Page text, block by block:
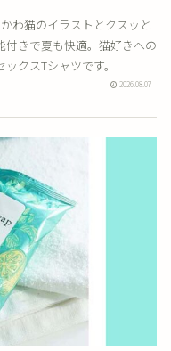
わ猫のイラストとクスッと
きで夏も快適。猫好きへの
クスTシャツです。
2026.08.07